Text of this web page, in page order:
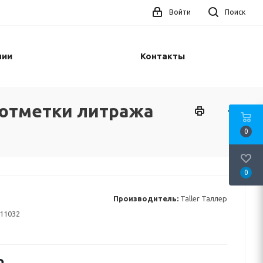
Поиск
Войти
Контакты
литража
Производитель: Taller Таллер
0
0